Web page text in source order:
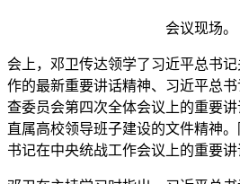
会议现场。
会上，邓卫传达领学了习近平总书
作的最新重要讲话精神、习近平总
查委员会第四次全体会议上的重要
直属高校领导班子建设的文件精神
书记在中央统战工作会议上的重要讲